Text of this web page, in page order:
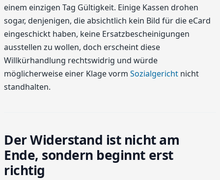
einem einzigen Tag Gültigkeit. Einige Kassen drohen
sogar, denjenigen, die absichtlich kein Bild für die eCard
eingeschickt haben, keine Ersatzbescheinigungen
ausstellen zu wollen, doch erscheint diese
Willkürhandlung rechtswidrig und würde
möglicherweise einer Klage vorm Sozialgericht nicht
standhalten.
Der Widerstand ist nicht am
Ende, sondern beginnt erst
richtig